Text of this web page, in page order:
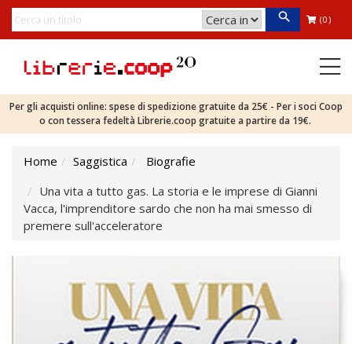
(0)
Per gli acquisti online: spese di spedizione gratuite da 25€ - Per i soci Coop
o con tessera fedeltà Librerie.coop gratuite a partire da 19€.
Home Saggistica
Biografie
Una vita a tutto gas. La storia e le imprese di Gianni
Vacca, l'imprenditore sardo che non ha mai smesso di
premere sull'acceleratore